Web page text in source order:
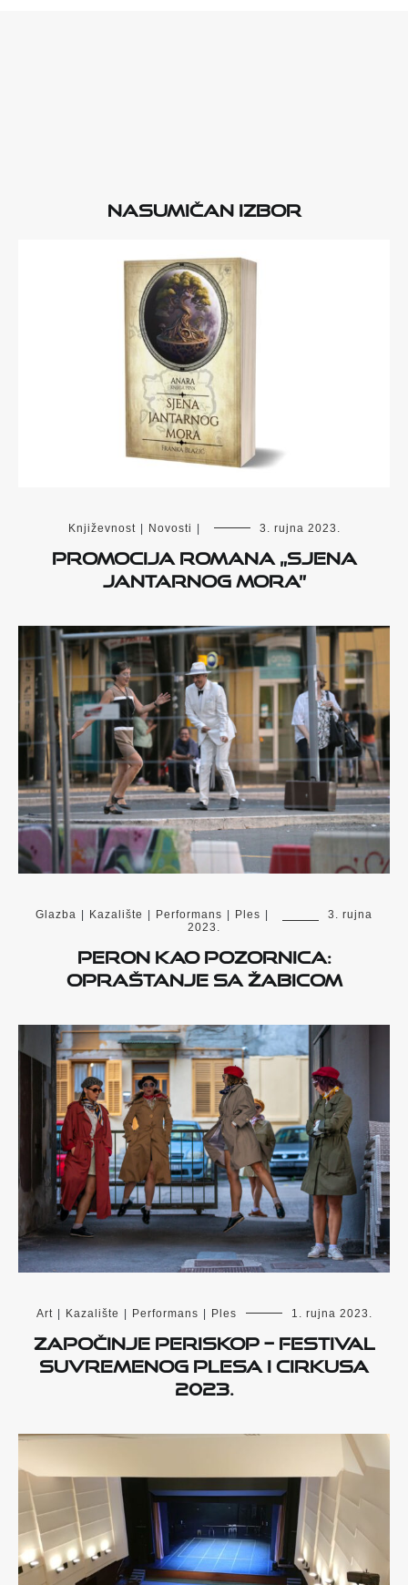
Nasumičan izbor
Književnost | Novosti | 3. rujna 2023.
Promocija romana „Sjena
Jantarnog mora”
Glazba | Kazalište | Performans | Ples |
3. rujna
2023.
Peron kao pozornica:
opraštanje sa Žabicom
Art | Kazalište | Performans | Ples 1. rujna 2023.
Započinje PERISKOP – Festival
suvremenog plesa i cirkusa
2023.